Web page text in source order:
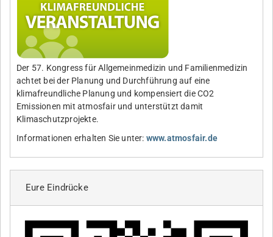
Der 57. Kongress für Allgemeinmedizin und Familienmedizin
achtet bei der Planung und Durchführung auf eine
klimafreundliche Planung und kompensiert die CO2
Emissionen mit atmosfair und unterstützt damit
Klimaschutzprojekte.
Informationen erhalten Sie unter: www.atmosfair.de
Eure Eindrücke